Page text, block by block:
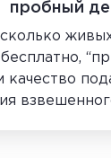
пробный
качество